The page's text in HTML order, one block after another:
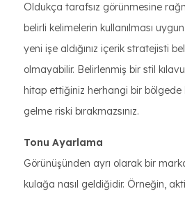
Oldukça tarafsız görünmesine
belirli kelimelerin kullanılması
yeni işe aldığınız içerik stratejisti
olmayabilir. Belirlenmiş bir stil
hitap ettiğiniz herhangi bir bölgede
gelme riski bırakmazsınız.
Tonu Ayarlama
Görünüşünden ayrı olarak bir
kulağa nasıl geldiğidir. Örneğin,